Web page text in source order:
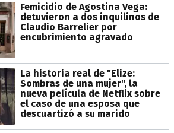
Femicidio de Agostina Vega:
detuvieron a dos inquilinos de
Claudio Barrelier por
encubrimiento agravado
La historia real de "Elize:
Sombras de una mujer", la
nueva película de Netflix sobre
el caso de una esposa que
descuartizó a su marido